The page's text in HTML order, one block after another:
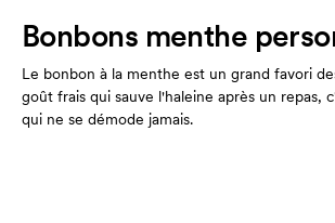
Bonbons menthe
Le bonbon à la menthe est un grand favori
goût frais qui sauve l'haleine après un repas,
qui ne se démode jamais.